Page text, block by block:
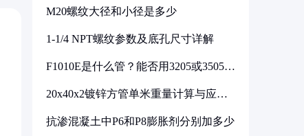
M20螺纹大径和小径是多少
1-1/4 NPT螺纹参数及底孔尺寸详解
F1010E是什么管？能否用3205或3505代
20x40x2镀锌方管单米重量计算与应用
抗渗混凝土中P6和P8膨胀剂分别加多少